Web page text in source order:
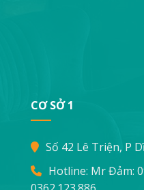
CƠ SỞ 1
Số 42 Lê Triện, P
Hotline: Mr Đảm: